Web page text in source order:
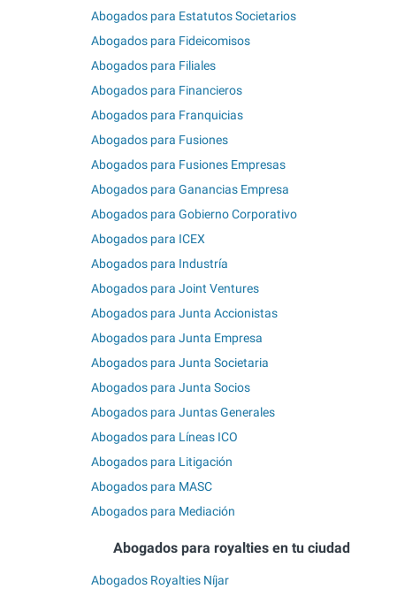
Abogados para Estatutos Societarios
Abogados para Fideicomisos
Abogados para Filiales
Abogados para Financieros
Abogados para Franquicias
Abogados para Fusiones
Abogados para Fusiones Empresas
Abogados para Ganancias Empresa
Abogados para Gobierno Corporativo
Abogados para ICEX
Abogados para Industría
Abogados para Joint Ventures
Abogados para Junta Accionistas
Abogados para Junta Empresa
Abogados para Junta Societaria
Abogados para Junta Socios
Abogados para Juntas Generales
Abogados para Líneas ICO
Abogados para Litigación
Abogados para MASC
Abogados para Mediación
Abogados para royalties en tu ciudad
Abogados Royalties Níjar